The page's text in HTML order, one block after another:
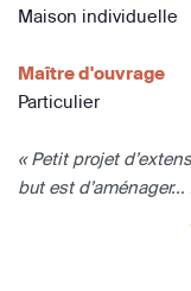
Maison individuelle
Maître d'ouvrage
Particulier
« Petit projet
but est d’aménager...